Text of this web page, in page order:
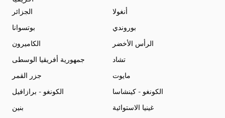
الجزائر
أنغولا
بوتسوانا
بوروندي
الكاميرون
الرأس الأخضر
جمهورية أفريقيا الوسطى
تشاد
جزر القمر
مايوت
الكونغو - برازافيل
الكونغو - كينشاسا
بنين
غينيا الاستوائية